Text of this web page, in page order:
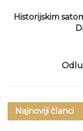
Historijskim
Najnoviji članci